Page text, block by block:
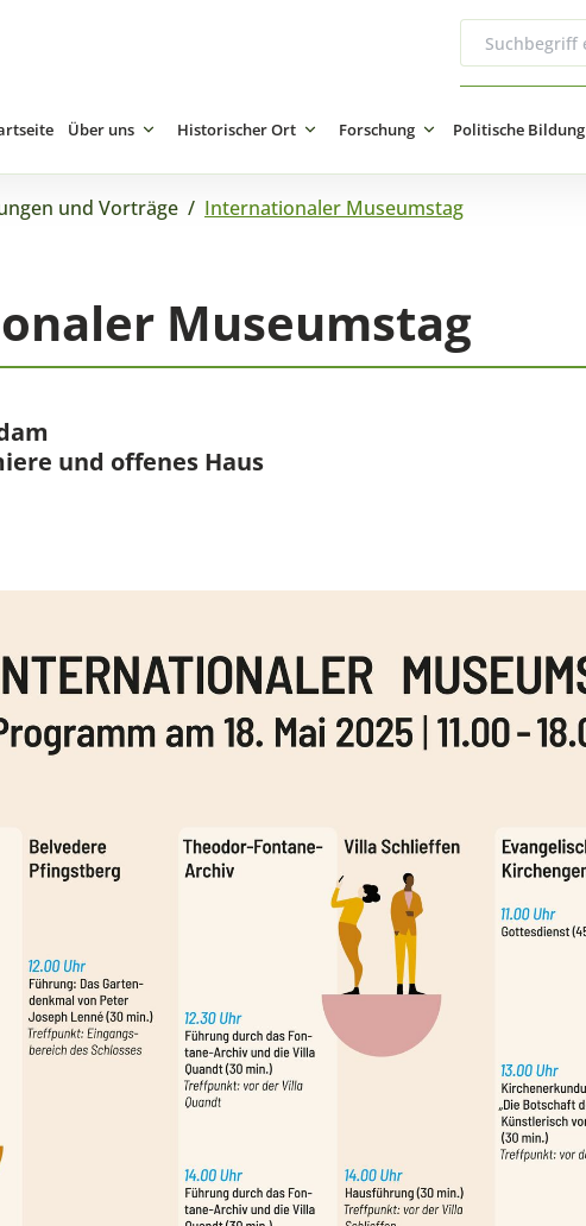
Über uns Historischer Ort Forschung Politische Bildung
und Vorträge / Internationaler Museumstag
Museumstag
und offenes Haus